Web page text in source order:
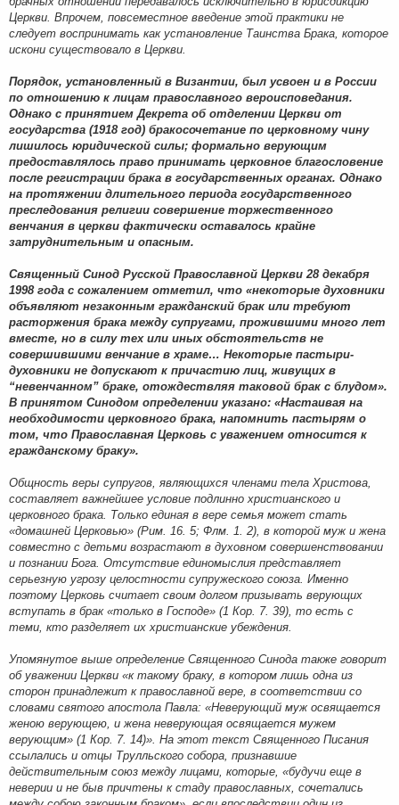
Церкви. Впрочем, повсеместное введение этой практики не
следует воспринимать как установление Таинства Брака, которое
искони существовало в Церкви.
Порядок, установленный в Византии, был усвоен и в России
по отношению к лицам православного вероисповедания.
Однако с принятием Декрета об отделении Церкви от
государства (1918 год) бракосочетание по церковному чину
лишилось юридической силы; формально верующим
предоставлялось право принимать церковное благословение
после регистрации брака в государственных органах. Однако
на протяжении длительного периода государственного
преследования религии совершение торжественного
венчания в церкви фактически оставалось крайне
затруднительным и опасным.
Священный Синод Русской Православной Церкви 28 декабря
1998 года с сожалением отметил, что «некоторые духовники
объявляют незаконным гражданский брак или требуют
расторжения брака между супругами, прожившими много лет
вместе, но в силу тех или иных обстоятельств не
совершившими венчание в храме… Некоторые пастыри-
духовники не допускают к причастию лиц, живущих в
“невенчанном” браке, отождествляя таковой брак с блудом».
В принятом Синодом определении указано: «Настаивая на
необходимости церковного брака, напомнить пастырям о
том, что Православная Церковь с уважением относится к
гражданскому браку».
Общность веры супругов, являющихся членами тела Христова,
составляет важнейшее условие подлинно христианского и
церковного брака. Только единая в вере семья может стать
«домашней Церковью» (Рим. 16. 5; Флм. 1. 2), в которой муж и жена
совместно с детьми возрастают в духовном совершенствовании
и познании Бога. Отсутствие единомыслия представляет
серьезную угрозу целостности супружеского союза. Именно
поэтому Церковь считает своим долгом призывать верующих
вступать в брак «только в Господе» (1 Кор. 7. 39), то есть с
теми, кто разделяет их христианские убеждения.
Упомянутое выше определение Священного Синода также говорит
об уважении Церкви «к такому браку, в котором лишь одна из
сторон принадлежит к православной вере, в соответствии со
словами святого апостола Павла: «Неверующий муж освящается
женою верующею, и жена неверующая освящается мужем
верующим» (1 Кор. 7. 14)». На этот текст Священного Писания
ссылались и отцы Трулльского собора, признавшие
действительным союз между лицами, которые, «будучи еще в
неверии и не быв причтены к стаду православных, сочетались